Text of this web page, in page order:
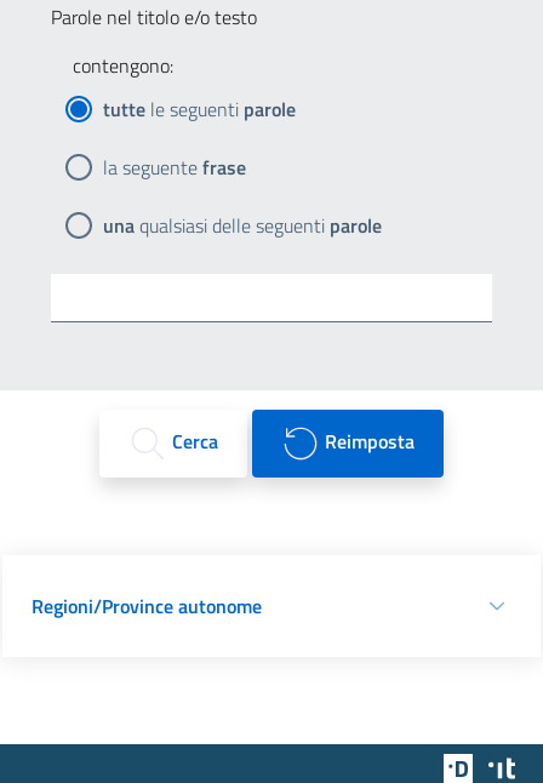
Parole nel titolo e/o testo
contengono:
tutte le seguenti parole
la seguentefrase
unaqualsiasi delle seguenti parole
Cerca Reimposta
Regioni/Province autonome
Team